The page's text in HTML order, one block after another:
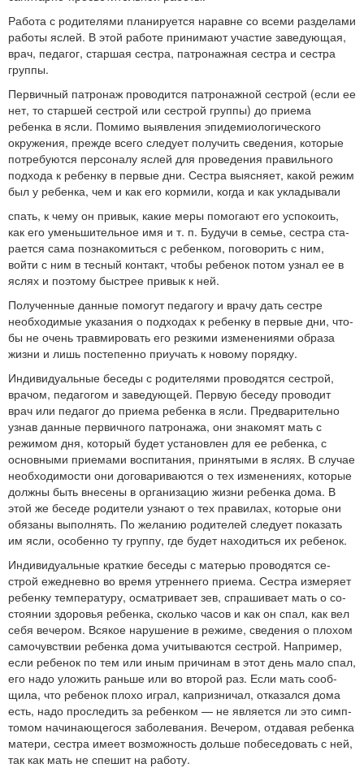
Работа с родителями планируется наравне со всеми разде­лами
работы яслей. В этой работе принимают участие заведую­щая,
врач, педагог, старшая сестра, патронажная сестра и се­стра
группы.
Первичный патронаж проводится патронажной се­строй (если ее
нет, то старшей сестрой или сестрой группы) до приема
ребенка в ясли. Помимо выявления эпидемиологическо­го
окружения, прежде всего следует получить сведения, которые
потребуются персоналу яслей для проведения правильного
под­хода к ребенку в первые дни. Сестра выясняет, какой режим
был у ребенка, чем и как его кормили, когда и как укладывали
спать, к чему он привык, какие меры помогают его успокоить,
как его уменьшительное имя и т. п. Будучи в семье, сестра ста­
рается сама познакомиться с ребенком, поговорить с ним,
войти с ним в тесный контакт, чтобы ребенок потом узнал ее в
яслях и поэтому быстрее привык к ней.
Полученные данные помогут педагогу и врачу дать сестре
необходимые указания о подходах к ребенку в первые дни, что­
бы не очень травмировать его резкими изменениями образа
жизни и лишь постепенно приучать к новому порядку.
Индивидуальные беседы с родителями про­водятся сестрой,
врачом, педагогом и заведующей. Первую бе­седу проводит
врач или педагог до приема ребенка в ясли. Пред­варительно
узнав данные первичного патронажа, они знакомят мать с
режимом дня, который будет установлен для ее ребенка, с
основными приемами воспитания, принятыми в яслях. В слу­чае
необходимости они договариваются о тех изменениях, кото­рые
должны быть внесены в организацию жизни ребенка дома. В
этой же беседе родители узнают о тех правилах, которые они
обязаны выполнять. По желанию родителей следует показать
им ясли, особенно ту группу, где будет находиться их ребенок.
Индивидуальные краткие беседы с матерью проводятся се­
строй ежедневно во время утреннего приема. Сестра измеряет
ребенку температуру, осматривает зев, спрашивает мать о со­
стоянии здоровья ребенка, сколько часов и как он спал, как вел
себя вечером. Всякое нарушение в режиме, сведения о плохом
самочувствии ребенка дома учитываются сестрой. Например,
если ребенок по тем или иным причинам в этот день мало спал,
его надо уложить раньше или во второй раз. Если мать сооб­
щила, что ребенок плохо играл, капризничал, отказался дома
есть, надо проследить за ребенком — не является ли это симп­
томом начинающегося заболевания. Вечером, отдавая ребенка
матери, сестра имеет возможность дольше побеседовать с ней,
так как мать не спешит на работу.